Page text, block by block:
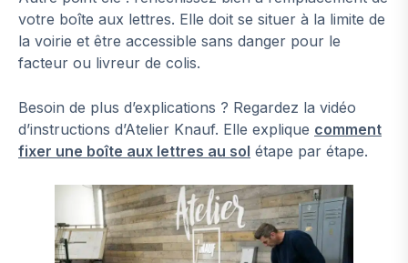
votre boîte aux lettres. Elle doit se situer à la limite de
la voirie et être accessible sans danger pour le
facteur ou livreur de colis.
Besoin de plus d’explications ? Regardez la vidéo
d’instructions d’Atelier Knauf. Elle explique comment
fixer une boîte aux lettres au sol étape par étape.